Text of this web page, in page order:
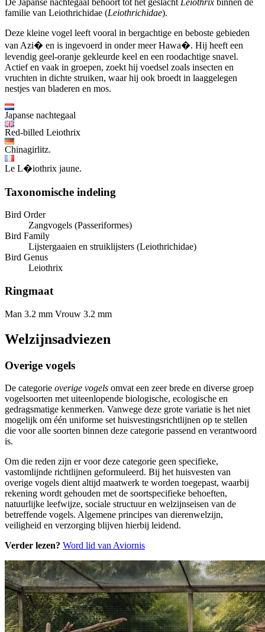
De Japanse nachtegaal behoort tot het geslacht Leiothrix binnen de
familie van Leiothrichidae (Leiothrichidae).
Deze kleine vogel leeft vooral in bergachtige en beboste gebieden
van Azi� en is ingevoerd in onder meer Hawa�. Hij heeft een
levendig geel-oranje gekleurde keel en een roodachtige snavel.
Actief en vaak in groepen, zoekt hij voedsel zoals insecten en
vruchten in dichte struiken, waar hij ook broedt in laaggelegen
nestjes van bladeren en mos.
Japanse nachtegaal
Red-billed Leiothrix
Chinagirlitz.
Le L�iothrix jaune.
Taxonomische indeling
Bird Order
Zangvogels (Passeriformes)
Bird Family
Lijstergaaien en struiklijsters (Leiothrichidae)
Bird Genus
Leiothrix
Ringmaat
Man 3.2 mm Vrouw 3.2 mm
Welzijnsadviezen
Overige vogels
De categorie overige vogels omvat een zeer brede en diverse groep
vogelsoorten met uiteenlopende biologische, ecologische en
gedragsmatige kenmerken. Vanwege deze grote variatie is het niet
mogelijk om één uniforme set huisvestingsrichtlijnen op te stellen
die voor alle soorten binnen deze categorie passend en verantwoord
is.
Om die reden zijn er voor deze categorie geen specifieke,
vastomlijnde richtlijnen geformuleerd. Bij het huisvesten van
overige vogels dient altijd maatwerk te worden toegepast, waarbij
rekening wordt gehouden met de soortspecifieke behoeften,
natuurlijke leefwijze, sociale structuur en welzijnseisen van de
betreffende vogels. Algemene principes van dierenwelzijn,
veiligheid en verzorging blijven hierbij leidend.
Verder lezen? Word lid van Aviornis